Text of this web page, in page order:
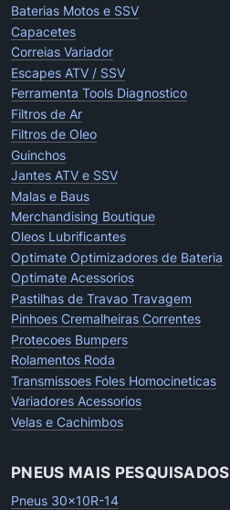
Baterias Motos e SSV
Capacetes
Correias Variador
Escapes ATV / SSV
Ferramenta Tools Diagnostico
Filtros de Ar
Filtros de Oleo
Guinchos
Jantes ATV e SSV
Malas e Baus
Merchandising Boutique
Oleos Lubrificantes
Optimate Optimizadores de Bateria
Optimate Acessorios
Pastilhas de Travao Travagem
Pinhoes Cremalheiras Correntes
Protecoes Bumpers
Rolamentos Roda
Transmissoes Foles Homocineticas
Variadores Acessorios
Velas e Cachimbos
PNEUS MAIS PESQUISADOS
Pneus 30x10R-14